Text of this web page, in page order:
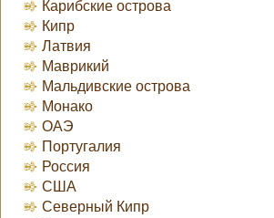
Карибские острова
Кипр
Латвия
Маврикий
Мальдивские острова
Монако
ОАЭ
Португалия
Россия
США
Северный Кипр